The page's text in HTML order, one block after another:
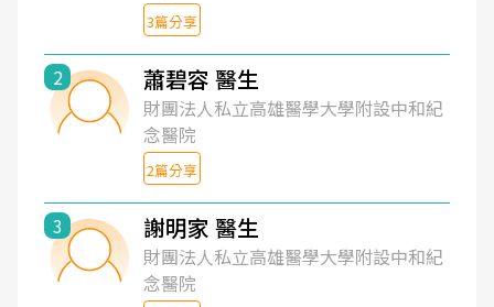
3篇分享
2 蕭碧容 醫生
財團法人私立高雄醫學大學附設中和紀
念醫院
2篇分享
3 謝明家 醫生
財團法人私立高雄醫學大學附設中和紀
念醫院